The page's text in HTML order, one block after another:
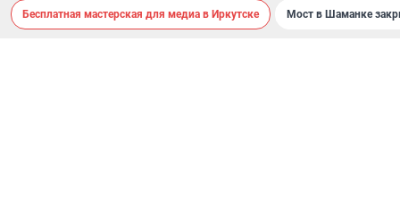
Бесплатная мастерская для медиа в Иркутске Мост в Шаманке